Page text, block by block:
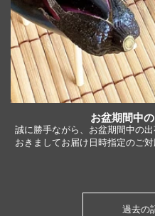
お盆期間中
誠に勝手ながら、お盆期間中の
おきましてお届け日時指定のご
過去の